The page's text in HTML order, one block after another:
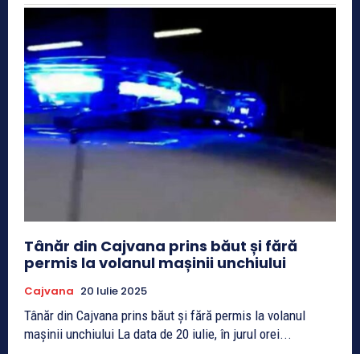
Tânăr din Cajvana prins băut și fără
permis la volanul mașinii unchiului
Cajvana 20 Iulie 2025
Tânăr din Cajvana prins băut și fără permis la volanul
mașinii unchiului La data de 20 iulie, în jurul orei...